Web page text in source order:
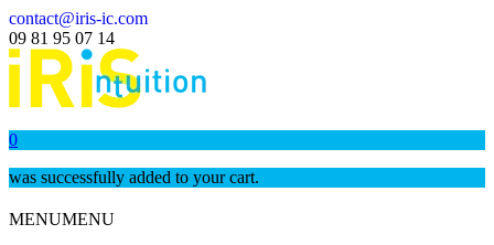
contact@iris-ic.com
09 81 95 07 14
0
was successfully added to your cart.
MENUMENU